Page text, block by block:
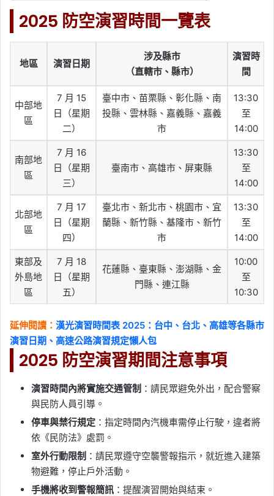
2025 防空演習時間一覽表
地區 演習日期
涉及縣市
（直轄市、縣市）
演習時
間
中部地
區
7 月 15
日（星期
二）
臺中市、苗栗縣、彰化縣、南
投縣、雲林縣、嘉義縣、嘉義
市
13:30
至
14:00
南部地
區
7 月 16
日（星期
三）
臺南市、高雄市、屏東縣
13:30
至
14:00
北部地
區
7 月 17
日（星期
四）
臺北市、新北市、桃園市、宜
蘭縣、新竹縣、基隆市、新竹
市
13:30
至
14:00
東部及
外島地
區
7 月 18
日（星期
五）
花蓮縣、臺東縣、澎湖縣、金
門縣、連江縣
10:00
至
10:30
延伸閱讀： 漢光演習時間表 2025：台中、台北、高雄等各縣市
演習日期、高速公路演習規定懶人包
2025 防空演習期間注意事項
演習時間內將實施交通管制 ：請民眾避免外出，配合警察
與民防人員引導。
停車與禁行規定 ：指定時間內汽機車需停止行駛，違者將
依《民防法》處罰。
室外行動限制 ：請民眾遵守空襲警報指示，就近進入建築
物避難，停止戶外活動。
手機將收到警報簡訊 ：提醒演習開始與結束。